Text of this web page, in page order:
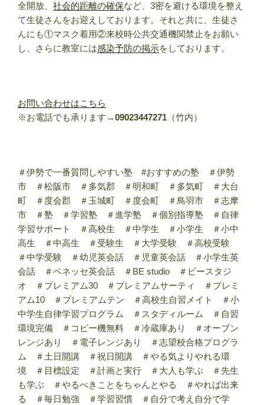
全開放、 社会的距離の確保など、3密を避ける環境を整え
て生徒さんをお迎えしております。それと共に、生徒さ
んにも①マスク着用②来校時公共交通機関禁止をお願い
し、さらに教室には感染予防の掲示をしております。
お問い合わせはこちら
※お電話でも承ります→09023447271 （竹内）
＃伊勢で一番質問しやすい塾 #おすすめの塾 ＃伊勢
市 ＃松阪市 ＃多気郡 ＃明和町 ＃多気町 ＃大台
町 ＃度会郡 ＃玉城町 ＃度会町 ＃鳥羽市 ＃志摩
市 ＃塾 ＃学習塾 ＃進学塾 ＃個別指導塾 ＃自律
学習サポート ＃高校生 ＃中学生 ＃小学生 ＃小中
高生 ＃中高生 ＃受験生 ＃大学受験 ＃高校受験
＃中学受験 ＃幼児英会話 ＃児童英会話 ＃小学生英
会話 ＃ベネッセ英会話 ＃BE studio ＃ビースタジ
オ ＃プレミアム30 ＃プレミアムサーティ ＃プレミ
アム10 ＃プレミアムテン ＃高校生自習メイト ＃小
中学生自律学習プログラム ＃スタディルーム ＃自習
環境完備 ＃コピー機無料 ＃冷蔵庫あり ＃オーブン
レンジあり ＃電子レンジあり ＃志望校合格プログラ
ム ＃土日開講 ＃祝日開講 ＃やる気よりやれる環
境 ＃目標設定 ＃計画と実行 ＃大人も学ぶ ＃先生
も学ぶ ＃やるべきことをちゃんとやる ＃やれば出来
る ＃毎日勉強 ＃学習習慣 ＃自分で考え自分で学